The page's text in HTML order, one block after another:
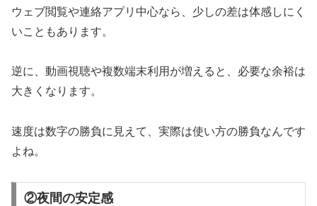
ウェブ閲覧や連絡アプリ中心なら、少しの差は体感しにく
いこともあります。
逆に、動画視聴や複数端末利用が増えると、必要な余裕は
大きくなります。
速度は数字の勝負に見えて、実際は使い方の勝負なんです
よね。
②夜間の安定感